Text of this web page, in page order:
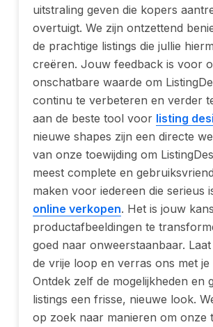
uitstraling geven die kopers
overtuigt. We zijn ontzettend
de prachtige listings die jullie
creëren. Jouw feedback is voor
onschatbare waarde om
continu te verbeteren en verder
aan de beste tool voor listing
nieuwe shapes zijn een directe
van onze toewijding om
meest complete en
maken voor iedereen die serieus
online verkopen. Het is jouw
productafbeeldingen te
goed naar onweerstaanbaar.
de vrije loop en verras ons met je
Ontdek zelf de mogelijkheden en
listings een frisse, nieuwe look.
op zoek naar manieren om onze